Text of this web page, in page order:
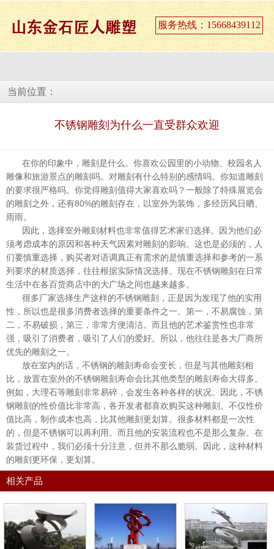
服务热线：15668439112
当前位置：
不锈钢雕刻为什么一直受群众欢迎
在你的印象中，雕刻是什么。你喜欢公园里的小动物、校园名人
雕像和旅游景点的雕刻吗。对雕刻有什么特别的感情吗。你知道雕刻
的要求很严格吗。你觉得雕刻值得大家喜欢吗？一般除了特殊展览会
的雕刻之外，还有80%的雕刻存在，以室外为装饰，多经历风日晒、
雨雨。
因此，选择室外雕刻材料也非常值得艺术家们选择。因为他们必
须考虑成本的原因和各种天气因素对雕刻的影响。这也是必须的，人
们要慎重选择，购买者对语调真正有需求的是慎重选择和参考的一系
列要求的材质选择，往往根据实际情况选择。现在不锈钢雕刻在日常
生活中在各百货商店中的大广场之间也越来越多。
很多厂家选择生产这样的不锈钢雕刻，正是因为发现了他的实用
性，所以也是很多消费者选择的重要条件之一。第一，不易腐蚀，第
二，不易破损，第三，非常方便清洁。而且他的艺术鉴赏性也非常
强，吸引了消费者，吸引了人们的爱好。所以，他往往是各大厂商所
优先的雕刻之一。
放在室内的话，不锈钢的雕刻寿命会变长，但是与其他雕刻相
比，放置在室外的不锈钢雕刻寿命会比其他类型的雕刻寿命大得多。
例如，大理石等雕刻非常易碎，会发生各种各样的状况。因此，不锈
钢雕刻的性价值比非常高，各开发者都喜欢购买这种雕刻。不仅性价
值比高，制作成本也高，比其他雕刻更划算。很多材料都是一次性
的，但是不锈钢可以再利用。而且他的安装流程也不是那么复杂。在
装货过程中，我们必须十分注意，但并不那么脆弱。因此，这种材料
的雕刻更环保，更划算。
相关产品